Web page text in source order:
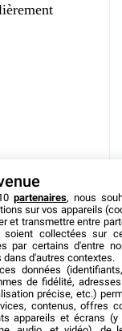
partenaires, nous
sur vos appareils
et transmettre entre
soient collectées sur
par certains d'entre
dans d'autres contextes.
données
de fidélité,
précise, etc.)
contenus, offres
appareils et écrans (y